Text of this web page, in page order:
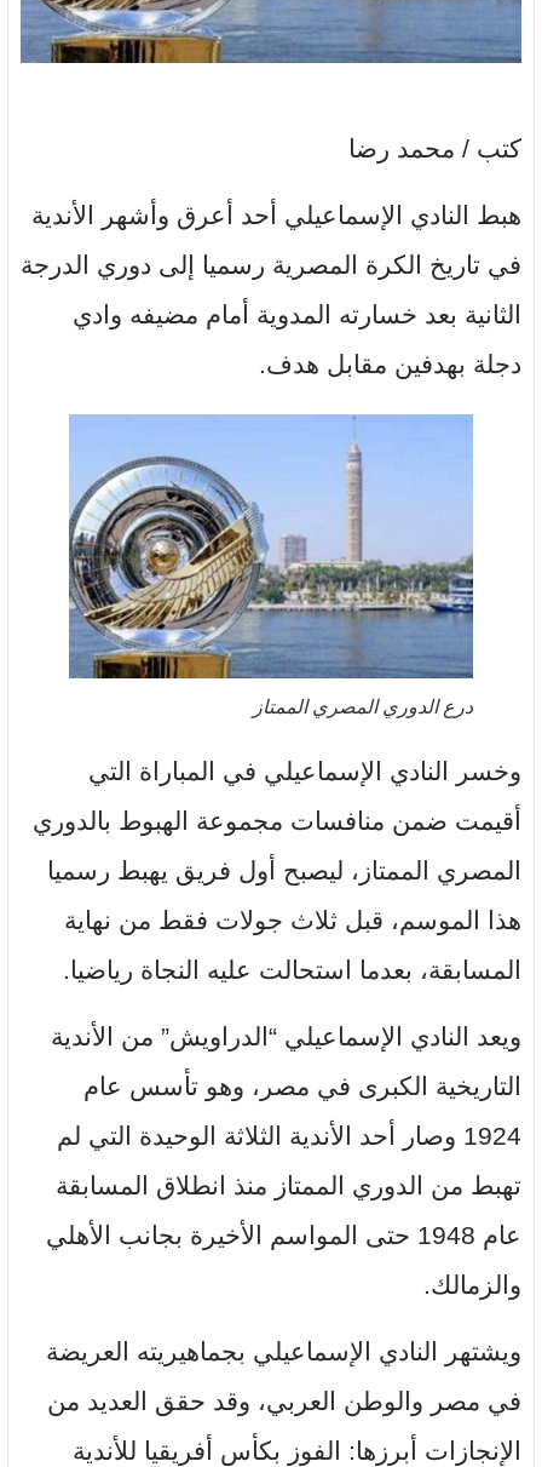
كتب / محمد رضا
هبط النادي الإسماعيلي أحد أعرق وأشهر الأندية
في تاريخ الكرة المصرية رسميا إلى دوري الدرجة
الثانية بعد خسارته المدوية أمام مضيفه وادي
دجلة بهدفين مقابل هدف.
درع الدوري المصري الممتاز
وخسر النادي الإسماعيلي في المباراة التي
أقيمت ضمن منافسات مجموعة الهبوط بالدوري
المصري الممتاز، ليصبح أول فريق يهبط رسميا
هذا الموسم، قبل ثلاث جولات فقط من نهاية
المسابقة، بعدما استحالت عليه النجاة رياضيا.
ويعد النادي الإسماعيلي “الدراويش” من الأندية
التاريخية الكبرى في مصر، وهو تأسس عام
1924 وصار أحد الأندية الثلاثة الوحيدة التي لم
تهبط من الدوري الممتاز منذ انطلاق المسابقة
عام 1948 حتى المواسم الأخيرة بجانب الأهلي
والزمالك.
ويشتهر النادي الإسماعيلي بجماهيريته العريضة
في مصر والوطن العربي، وقد حقق العديد من
الإنجازات أبرزها: الفوز بكأس أفريقيا للأندية